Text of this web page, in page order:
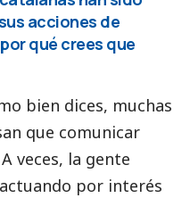
acciones de
qué crees que
bien dices, muchas
que comunicar
veces, la gente
por interés